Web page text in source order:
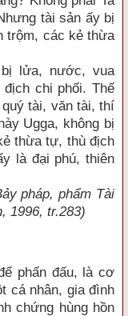
tài sản ấy bị
trộm, các kẻ thừa
lửa, nước, vua
chi phối. Thế
tài, văn tài, thí
Ugga, không bị
thừa tự, thù địch
là đại phú, thiên
pháp, phẩm Tài
1996, tr.283)
phấn đấu, là cơ
cá nhân, gia đình
chứng hùng hồn